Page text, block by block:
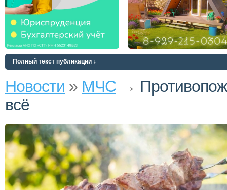
Полный текст публикации ↓
Новости » МЧС →
всё